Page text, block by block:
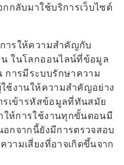
กลับมาใช้บริการเว็บไซต์
ารให้ความสำคัญกับ
ในโลกออนไลน์ที่ข้อมูล
ารมีระบบรักษาความ
ช้งานให้ความสำคัญอย่าง
รเข้ารหัสข้อมูลที่ทันสมัย
ให้การใช้งานทุกขั้นตอนมี
กจากนี้ยังมีการตรวจสอบ
วามเสี่ยงที่อาจเกิดขึ้นจาก